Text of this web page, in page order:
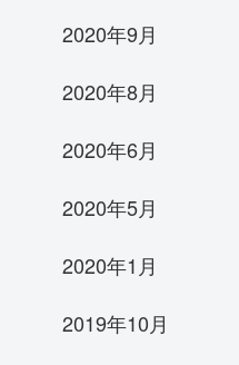
2020年9月
2020年8月
2020年6月
2020年5月
2020年1月
2019年10月